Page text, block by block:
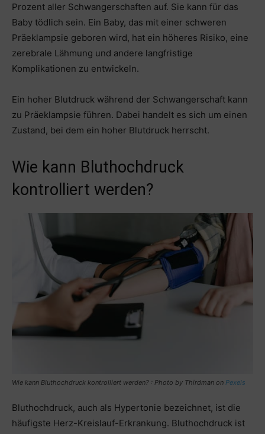
Prozent aller Schwangerschaften auf. Sie kann für das
Baby tödlich sein. Ein Baby, das mit einer schweren
Präeklampsie geboren wird, hat ein höheres Risiko, eine
zerebrale Lähmung und andere langfristige
Komplikationen zu entwickeln.
Ein hoher Blutdruck während der Schwangerschaft kann
zu Präeklampsie führen. Dabei handelt es sich um einen
Zustand, bei dem ein hoher Blutdruck herrscht.
Wie kann Bluthochdruck
kontrolliert werden?
Wie kann Bluthochdruck kontrolliert werden? : Photo by Thirdman on Pexels
Bluthochdruck, auch als Hypertonie bezeichnet, ist die
häufigste Herz-Kreislauf-Erkrankung. Bluthochdruck ist